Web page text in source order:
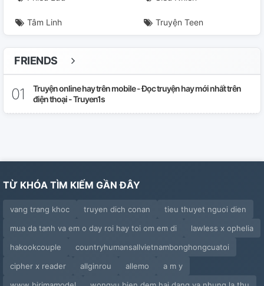
Tâm Linh Truyện Teen
FRIENDS
Truyện online hay trên mobile - Đọc truyện hay mới nhất trên
điện thoại - Truyen1s
TỪ KHÓA TÌM KIẾM GẦN ĐÂY
vang trang khoc truyen dich conan
tieu thuyet nguoi dien
mua da tanh va em o day roi hay toi om em di
lawless x ophelia
hakookcouple
countryhumansallvietnambonghongcuatoi
cipher x reader
allginrou allemo
a m y